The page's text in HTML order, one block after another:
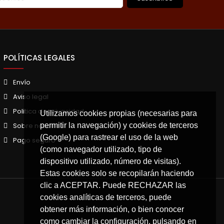
Utilizamos cookies propias (necesarias para
permitir la navegación) y cookies de terceros
(Google) para rastrear el uso de la web
(como navegador utilizado, tipo de
dispositivo utilizado, número de visitas).
Estas cookies solo se recopilarán haciendo
clic a ACEPTAR. Puede RECHAZAR las
cookies analíticas de terceros, puede
obtener más información, o bien conocer
como cambiar la configuración, pulsando en
POLÍTICAS LEGALES
Envío
Aviso legal
Politica de privacidad
Sobre nosotros
Pago seguro